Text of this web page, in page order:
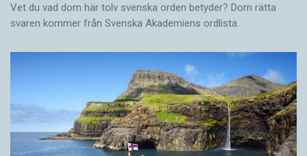
Vet du vad dom här tolv svenska orden betyder? Dom rätta
svaren kommer från Svenska Akademiens ordlista.